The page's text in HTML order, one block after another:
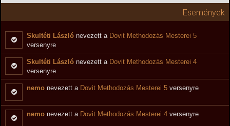
Események
Skultéti László nevezett a Dovit Methodozás Mesterei 5
versenyre
Skultéti László nevezett a Dovit Methodozás Mesterei 4
versenyre
nemo nevezett a Dovit Methodozás Mesterei 5 versenyre
nemo nevezett a Dovit Methodozás Mesterei 4 versenyre